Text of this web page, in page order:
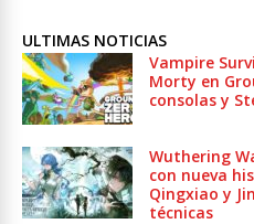
ULTIMAS NOTICIAS
Vampire
Morty en
consolas y
Wuthering
con nueva
Qingxiao y
técnicas